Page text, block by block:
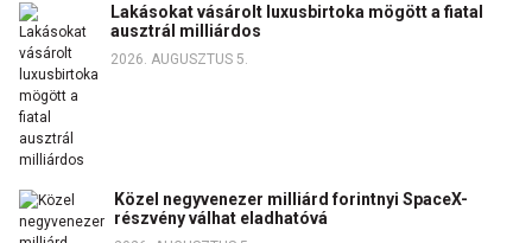
Lakásokat vásárolt luxusbirtoka mögött a fiatal
ausztrál milliárdos
2026. AUGUSZTUS 5.
Közel negyvenezer milliárd forintnyi SpaceX-
részvény válhat eladhatóvá